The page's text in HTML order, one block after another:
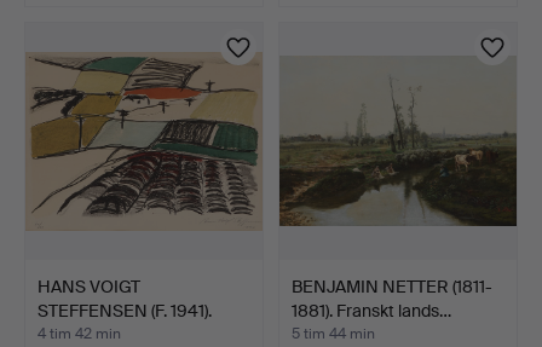
HANS VOIGT
STEFFENSEN (F. 1941).
'Landskap…
4 tim 42 min
BENJAMIN NETTER (1811-
1881). Franskt lands…
5 tim 44 min